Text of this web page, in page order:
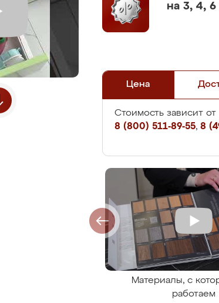
на 3, 4,
Цена
Стоимость зависит от
8 (800) 511-89-55, 8
Материалы, с
работаем